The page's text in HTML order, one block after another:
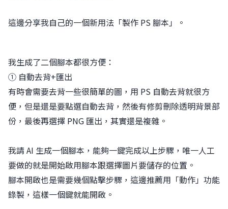
這邊分享我自己的一個新用法「製作 PS 腳本」。
我生成了二個腳本都很方便：
① 自動去背+匯出
有時會需要去背一些很簡單的圖，用 PS 自動去背就很方
便，但是還是要點選自動去背，然後有修剪刪除透明背景部
份，最後再選擇 PNG 匯出，其實還是複雜。
我請 AI 生成一個腳本，能夠一鍵完成以上步驟，唯一人工
要做的就是開始啟用腳本跟選擇圖片要儲存的位置。
腳本開啟也是需要幾個點擊步驟，這邊推薦用「動作」功能
錄製，這樣一個鍵就能開啟。